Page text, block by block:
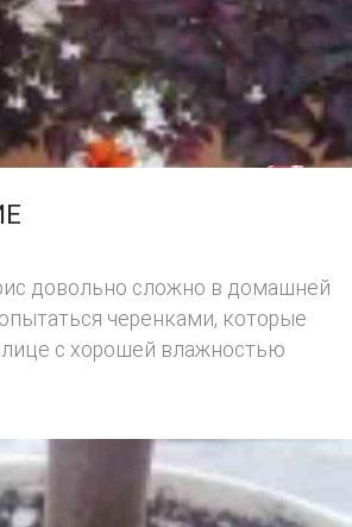
довольно сложно в домашней
черенками, которые
с хорошей влажностью